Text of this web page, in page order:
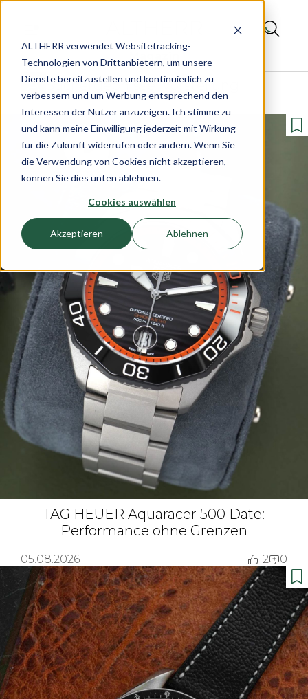
ALTHERR verwendet Websitetracking-
Technologien von Drittanbietern, um unsere
Dienste bereitzustellen und kontinuierlich zu
verbessern und um Werbung entsprechend den
Interessen der Nutzer anzuzeigen. Ich stimme zu
und kann meine Einwilligung jederzeit mit Wirkung
für die Zukunft widerrufen oder ändern. Wenn Sie
die Verwendung von Cookies nicht akzeptieren,
können Sie dies unten ablehnen.
Cookies auswählen
Akzeptieren Ablehnen
Magazin
Suchergebnisse 'Vorstellung'
TAG HEUER Aquaracer 500 Date:
Performance ohne Grenzen
05.08.2026 12 0